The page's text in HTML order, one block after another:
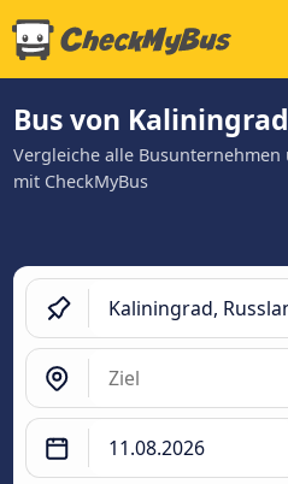
Bus von
Vergleiche alle
mit CheckMyBus